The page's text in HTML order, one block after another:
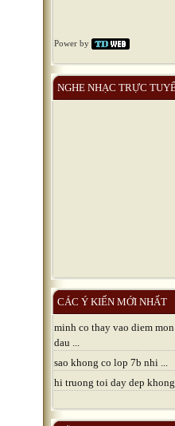
Power by
NGHE NHẠC TRỰC
CÁC Ý KIẾN MỚI NHẤT
minh co thay vao diem
dau ...
sao khong co lop 7b nhi ...
hi truong toi day dep